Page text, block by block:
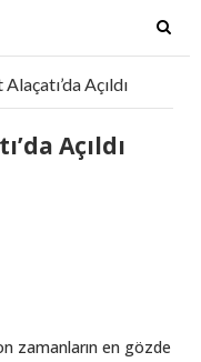
T
o
g
t
Açıldı
Açıldı
zamanların en gözde